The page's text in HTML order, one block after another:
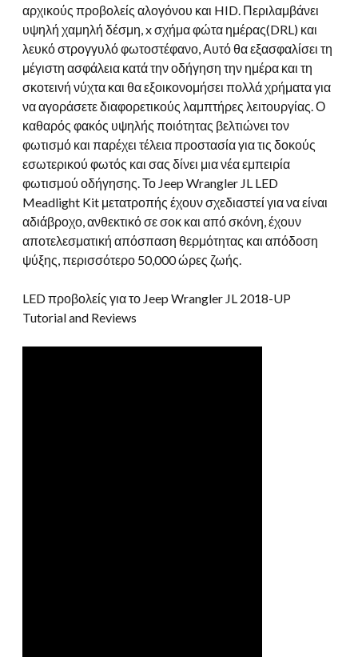
αρχικούς προβολείς αλογόνου και HID. Περιλαμβάνει
υψηλή χαμηλή δέσμη, x σχήμα φώτα ημέρας(DRL) και
λευκό στρογγυλό φωτοστέφανο, Αυτό θα εξασφαλίσει τη
μέγιστη ασφάλεια κατά την οδήγηση την ημέρα και τη
σκοτεινή νύχτα και θα εξοικονομήσει πολλά χρήματα για
να αγοράσετε διαφορετικούς λαμπτήρες λειτουργίας. Ο
καθαρός φακός υψηλής ποιότητας βελτιώνει τον
φωτισμό και παρέχει τέλεια προστασία για τις δοκούς
εσωτερικού φωτός και σας δίνει μια νέα εμπειρία
φωτισμού οδήγησης. Το Jeep Wrangler JL LED
Meadlight Kit μετατροπής έχουν σχεδιαστεί για να είναι
αδιάβροχο, ανθεκτικό σε σοκ και από σκόνη, έχουν
αποτελεσματική απόσπαση θερμότητας και απόδοση
ψύξης, περισσότερο 50,000 ώρες ζωής.
LED προβολείς για το Jeep Wrangler JL 2018-UP
Tutorial and Reviews